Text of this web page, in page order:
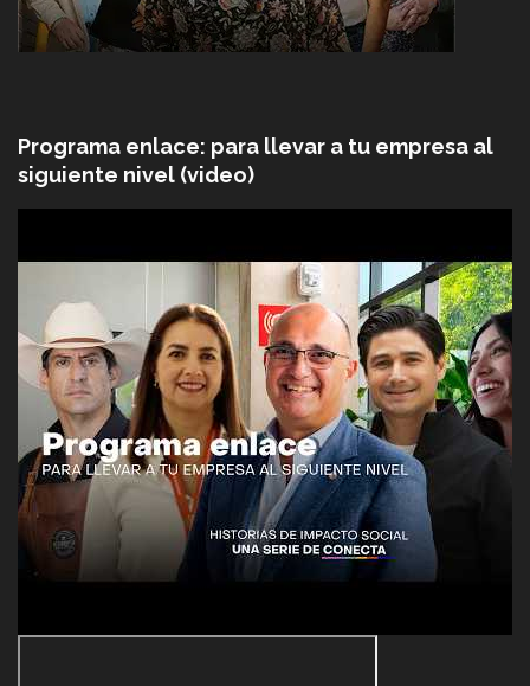
Programa enlace: para llevar a tu empresa al
siguiente nivel (video)